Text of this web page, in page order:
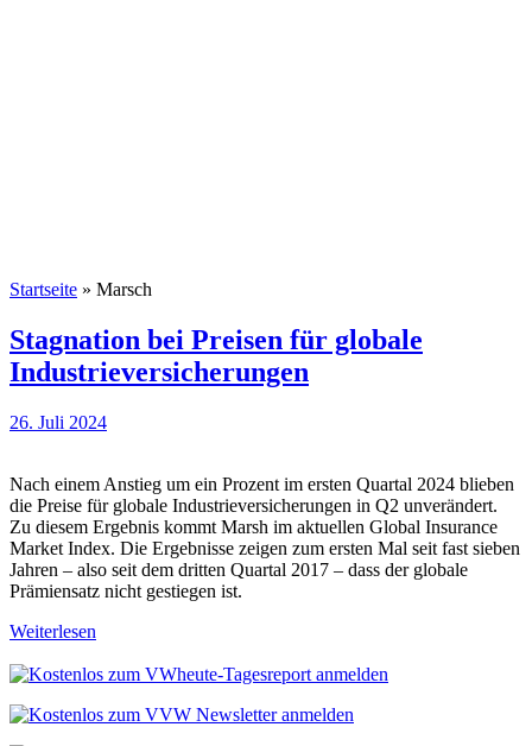
Startseite » Marsch
Stagnation bei Preisen für globale
Industrieversicherungen
26. Juli 2024
Nach einem Anstieg um ein Prozent im ersten Quartal 2024 blieben
die Preise für globale Industrieversicherungen in Q2 unverändert.
Zu diesem Ergebnis kommt Marsh im aktuellen Global Insurance
Market Index. Die Ergebnisse zeigen zum ersten Mal seit fast sieben
Jahren – also seit dem dritten Quartal 2017 – dass der globale
Prämiensatz nicht gestiegen ist.
Weiterlesen